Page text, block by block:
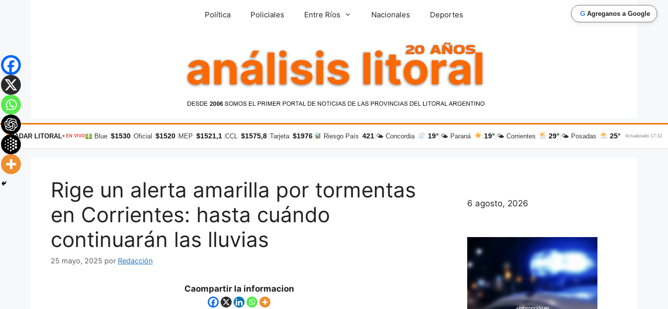
G Agreganos a Google
Política Policiales Entre Ríos Nacionales Deportes
RADAR LITORAL● EN VIVO Blue $1530 Oficial $1520 MEP $1521,1 CCL $1575,8 Tarjeta $1976| Riesgo País 421| 🌤 Concordia 19° 🌤 Paraná 19° 🌤 Corrientes 29° 🌤 Posadas 25° Actualizado 17:12
Rige un alerta amarilla por tormentas
en Corrientes: hasta cuándo
continuarán las lluvias
25 mayo, 2025 por Redacción
Caompartir la informacion
6 agosto, 2026